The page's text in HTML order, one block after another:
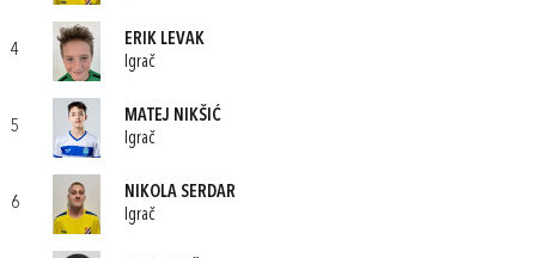
4
ERIK LEVAK
Igrač
5
MATEJ NIKŠIĆ
Igrač
6
NIKOLA SERDAR
Igrač